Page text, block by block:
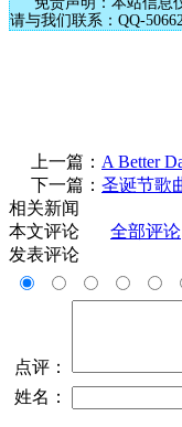
请与我们联系：QQ-
上一篇： A Better
下一篇： 圣诞节歌
相关新闻
本文评论
全部评论
发表评论
点评：
姓名：